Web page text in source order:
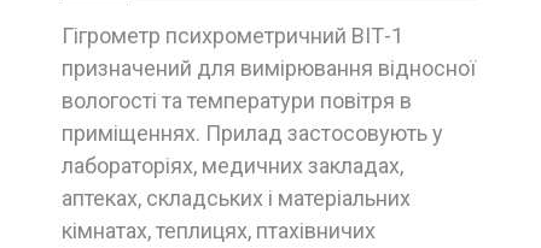
Гігрометр психрометричний ВІТ-1
призначений для вимірювання відносної
вологості та температури повітря в
приміщеннях. Прилад застосовують у
лабораторіях, медичних закладах,
аптеках, складських і матеріальних
кімнатах, теплицях, птахівничих